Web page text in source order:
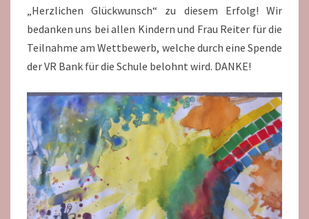
„Herzlichen Glückwunsch“ zu diesem Erfolg! Wir
bedanken uns bei allen Kindern und Frau Reiter für die
Teilnahme am Wettbewerb, welche durch eine Spende
der VR Bank für die Schule belohnt wird. DANKE!